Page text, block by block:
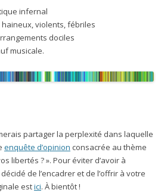
infernal
haineux, violents, fébriles
dociles
musicale.
partager la perplexité dans laquelle
enquête d’opinion consacrée au thème
libertés ? ». Pour éviter d’avoir à
de l’encadrer et de l’offrir à votre
estici. À bientôt !